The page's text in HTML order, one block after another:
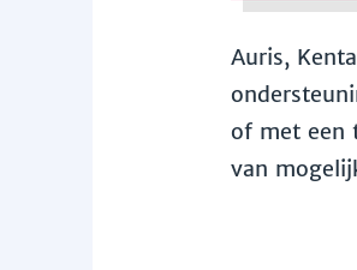
Auris,
of met een
van